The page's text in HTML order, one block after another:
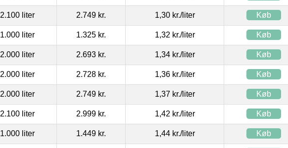
2.100 liter 2.749 kr. 1,30 kr./liter Køb
1.000 liter 1.325 kr. 1,32 kr./liter Køb
2.000 liter 2.693 kr. 1,34 kr./liter Køb
2.000 liter 2.728 kr. 1,36 kr./liter Køb
2.000 liter 2.749 kr. 1,37 kr./liter Køb
2.100 liter 2.999 kr. 1,42 kr./liter Køb
1.000 liter 1.449 kr. 1,44 kr./liter Køb